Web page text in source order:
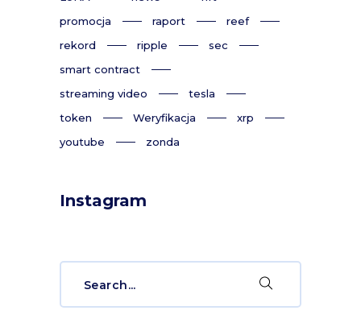
promocja
raport
reef
rekord
ripple
sec
smart contract
streaming video
tesla
token
Weryfikacja
xrp
youtube
zonda
Instagram